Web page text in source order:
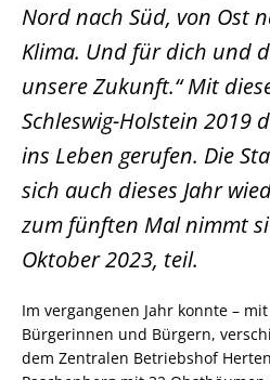
Nord nach Süd, von Ost
Klima. Und für dich und
unsere Zukunft.“ Mit
Schleswig-Holstein 2019
ins Leben gerufen. Die
sich auch dieses Jahr
zum fünften Mal nimmt
Oktober 2023, teil.
Im vergangenen Jahr konnte –
Bürgerinnen und Bürgern,
dem Zentralen Betriebshof